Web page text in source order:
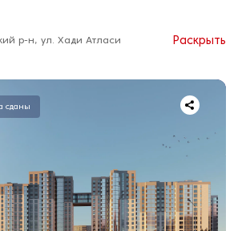
р-н, ул. Хади Атласи
Раскрыть
сданы